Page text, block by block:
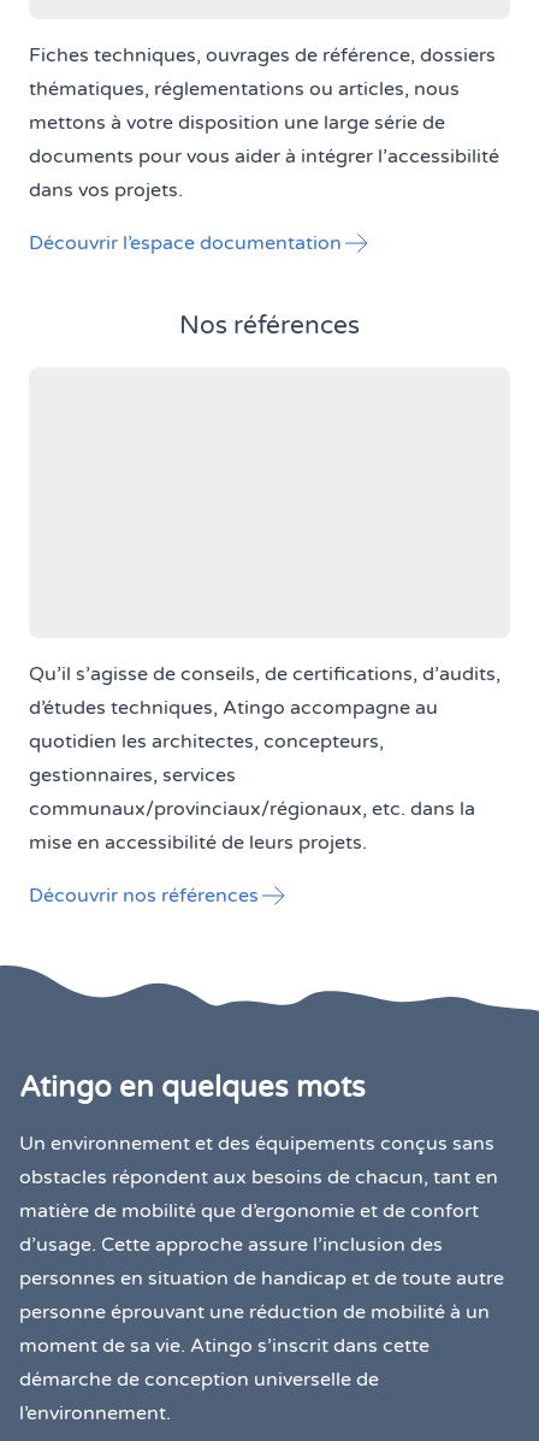
Fiches techniques, ouvrages de référence, dossiers
thématiques, réglementations ou articles, nous
mettons à votre disposition une large série de
documents pour vous aider à intégrer l’accessibilité
dans vos projets.
Découvrir l’espace documentation
Nos références
Qu’il s’agisse de conseils, de certifications, d’audits,
d’études techniques, Atingo accompagne au
quotidien les architectes, concepteurs,
gestionnaires, services
communaux/provinciaux/régionaux, etc. dans la
mise en accessibilité de leurs projets.
Découvrir nos références
Atingo en quelques mots
Un environnement et des équipements conçus sans
obstacles répondent aux besoins de chacun, tant en
matière de mobilité que d’ergonomie et de confort
d’usage. Cette approche assure l’inclusion des
personnes en situation de handicap et de toute autre
personne éprouvant une réduction de mobilité à un
moment de sa vie. Atingo s’inscrit dans cette
démarche de conception universelle de
l’environnement.